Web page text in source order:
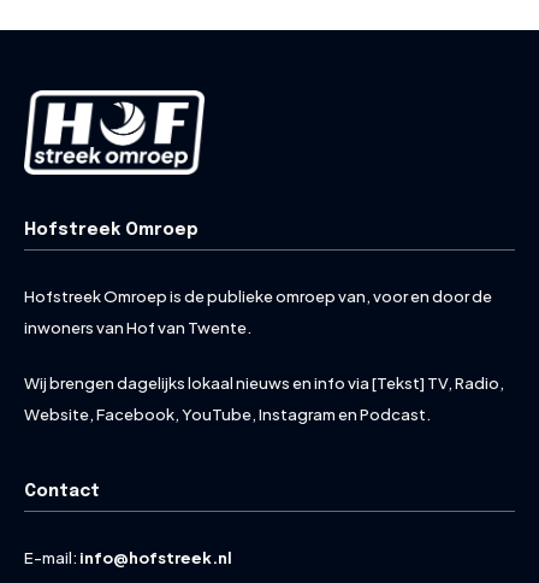
Hofstreek Omroep
Hofstreek Omroep is de publieke omroep van, voor en door de
inwoners van Hof van Twente.
Wij brengen dagelijks lokaal nieuws en info via [Tekst] TV, Radio,
Website, Facebook, YouTube, Instagram en Podcast.
Contact
E-mail: info@hofstreek.nl